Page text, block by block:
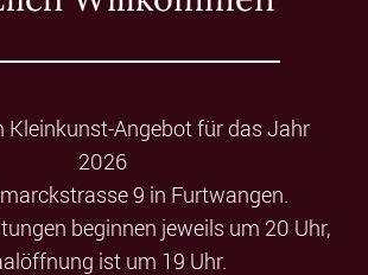
Kleinkunst-Angebot für das Jahr
2026
9 in Furtwangen.
beginnen jeweils um 20 Uhr,
ist um 19 Uhr.